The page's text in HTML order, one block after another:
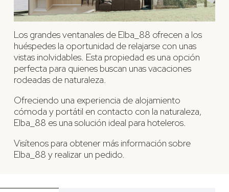
Los grandes ventanales de Elba_88 ofrecen a los
huéspedes la oportunidad de relajarse con unas
vistas inolvidables. Esta propiedad es una opción
perfecta para quienes buscan unas vacaciones
rodeadas de naturaleza.
Ofreciendo una experiencia de alojamiento
cómoda y portátil en contacto con la naturaleza,
Elba_88 es una solución ideal para hoteleros.
Visítenos para obtener más información sobre
Elba_88 y realizar un pedido.